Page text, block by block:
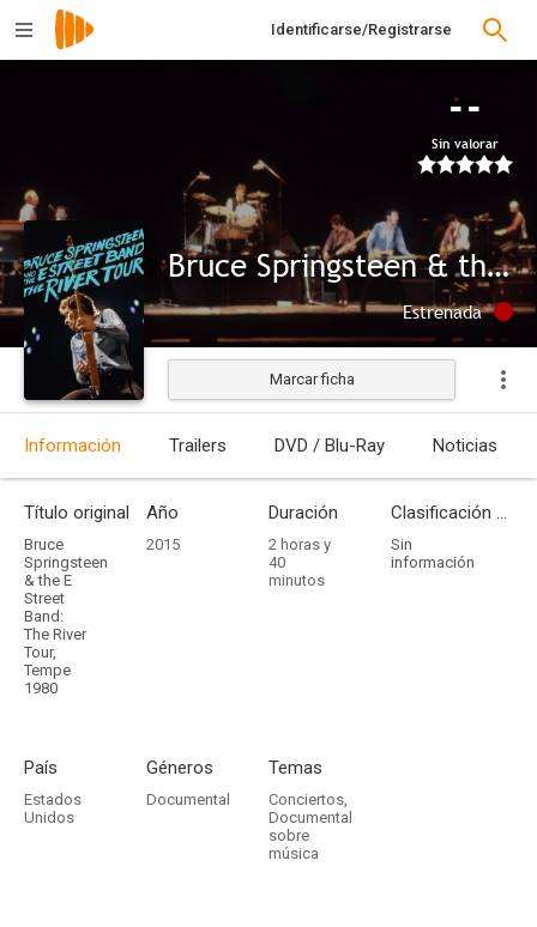
Identificarse/Registrarse
--
Sin valorar
Bruce Springsteen & the E Street Band: The River Tour, Tempe 1980
Estrenada
Marcar ficha
Información Trailers DVD / Blu-Ray Noticias
Título original
Bruce
Springsteen
& the E
Street
Band:
The River
Tour,
Tempe
1980
Año
2015
Duración
2 horas y
40
minutos
Clasificación por edades
Sin
información
País
Estados
Unidos
Géneros
Documental
Temas
Conciertos,
Documental
sobre
música